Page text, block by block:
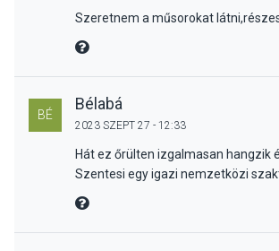
Szeretnem a műsorokat
MIRE MONDTA
BÉ
Bélabá
2023 SZEPT 27 - 12:33
Hát ez őrülten izgalmasan hangzik
Szentesi egy igazi nemzetközi
MIRE MONDTA